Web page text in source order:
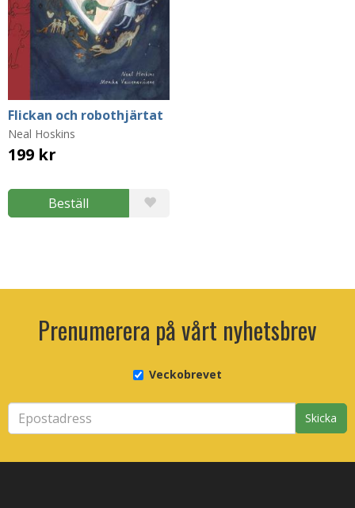
Flickan och robothjärtat
Neal Hoskins
199 kr
Beställ
Prenumerera på vårt nyhetsbrev
Veckobrevet
Skicka